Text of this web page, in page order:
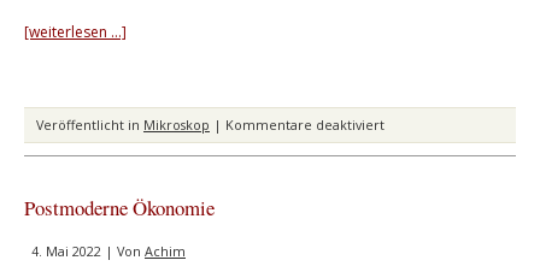
[weiterlesen …]
Veröffentlicht in Mikroskop | Kommentare deaktiviertfür
Hochmut
Postmoderne Ökonomie
4. Mai 2022 | Von Achim